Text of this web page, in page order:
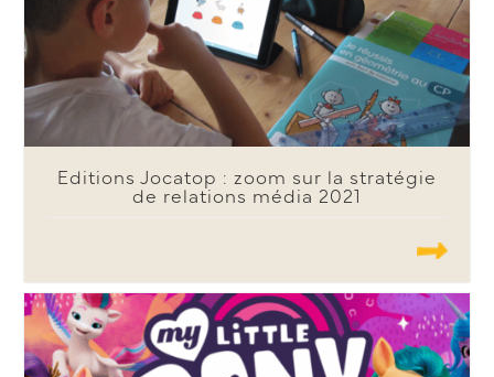
Editions Jocatop : zoom sur la stratégie
de relations média 2021
.......